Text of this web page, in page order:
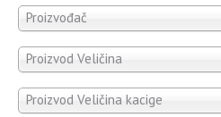
Proizvođač
Proizvod Veličina
Proizvod Veličina kacige